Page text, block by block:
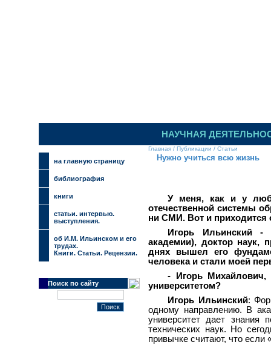
НАУЧНАЯ
на главную страницу
библиография
книги
cтатьи. интервью.
выступления.
об И.М. Ильинском и его
трудах.
Книги. Статьи. Рецензии.
Поиск по сайту
Главная / Публикации / Статьи
Нужно учиться всю жизнь
У меня, как и у
отечественной системы
ни СМИ. Вот и приходится
Игорь Ильинский -
академии), доктор наук,
днях вышел его
человека и стали моей
- Игорь Михайлович,
университетом?
Игорь Ильинский:
одному направлению. В
университет дает знания
технических наук. Но
привычке считают, что если